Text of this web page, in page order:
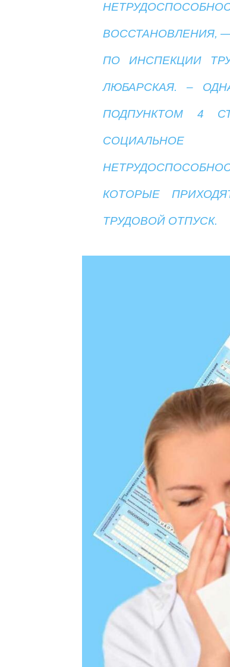
ВОССТАНОВЛЕНИЯ,
ПО ИНСПЕКЦИИ
ЛЮБАРСКАЯ. –
ПОДПУНКТОМ 4
КОТОРЫЕ
ТРУДОВОЙ ОТПУСК.